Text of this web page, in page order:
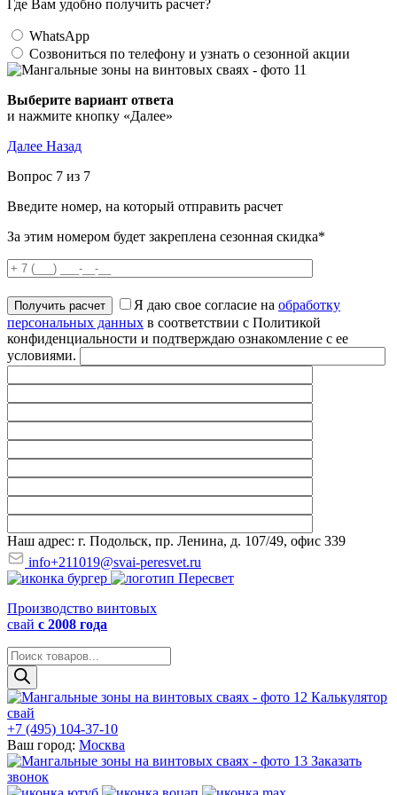
Где Вам удобно получить расчет?
WhatsApp
Созвониться по телефону и узнать о сезонной акции
Выберите вариант ответа
и нажмите кнопку «Далее»
Далее Назад
Вопрос 7 из 7
Введите номер, на который отправить расчет
За этим номером будет закреплена сезонная скидка*
Я даю свое согласие на обработку
персональных данных в соответствии с Политикой
конфиденциальности и подтверждаю ознакомление с ее
условиями.
Наш адрес: г. Подольск, пр. Ленина, д. 107/49, офис 339
info+211019@svai-peresvet.ru
Производство винтовых
свай с 2008 года
Поиск
товаров
Калькулятор
свай
+7 (495) 104-37-10
Ваш город: Москва
Заказать
звонок